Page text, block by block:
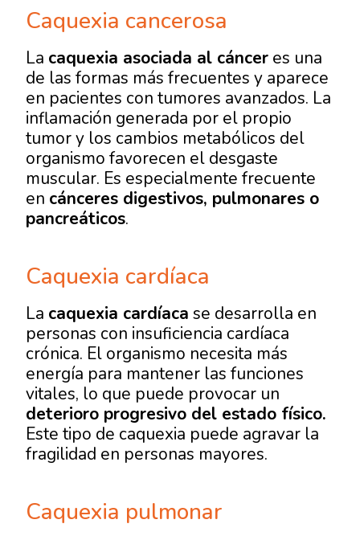
Caquexia cancerosa
La caquexia asociada al cáncer es una
de las formas más frecuentes y aparece
en pacientes con tumores avanzados. La
inflamación generada por el propio
tumor y los cambios metabólicos del
organismo favorecen el desgaste
muscular. Es especialmente frecuente
en cánceres digestivos, pulmonares o
pancreáticos.
Caquexia cardíaca
La caquexia cardíaca se desarrolla en
personas con insuficiencia cardíaca
crónica. El organismo necesita más
energía para mantener las funciones
vitales, lo que puede provocar un
deterioro progresivo del estado físico.
Este tipo de caquexia puede agravar la
fragilidad en personas mayores.
Caquexia pulmonar